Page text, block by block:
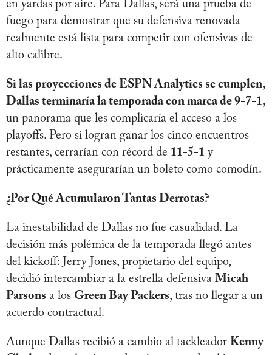
en yardas por aire. Para Dallas, será una prueba de
fuego para demostrar que su defensiva renovada
realmente está lista para competir con ofensivas de
alto calibre.
Si las proyecciones de ESPN Analytics se cumplen,
Dallas terminaría la temporada con marca de 9-7-1,
un panorama que les complicaría el acceso a los
playoffs. Pero si logran ganar los cinco encuentros
restantes, cerrarían con récord de 11-5-1 y
prácticamente asegurarían un boleto como comodín.
¿Por Qué Acumularon Tantas Derrotas?
La inestabilidad de Dallas no fue casualidad. La
decisión más polémica de la temporada llegó antes
del kickoff: Jerry Jones, propietario del equipo,
decidió intercambiar a la estrella defensiva Micah
Parsons a los Green Bay Packers, tras no llegar a un
acuerdo contractual.
Aunque Dallas recibió a cambio al tackleador Kenny